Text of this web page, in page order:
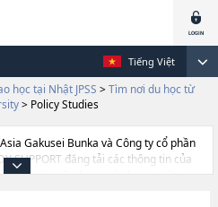
Tiếng Việt
học tại Nhật JPSS > Tìm nơi du học từ
> Policy Studies
Gakusei Bunka và Công ty cổ phần
SUPPORT đăng tải các thông tin của
trường đại học ngắn hạn, trường